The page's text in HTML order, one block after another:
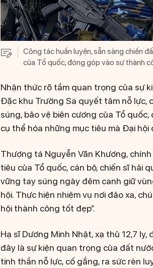
Công tác huấn luyện, sẵn sàng chiến
của Tổ quốc, đóng góp vào sự thành
Nhận thức rõ tầm quan trọng của sự
Đặc khu Trường Sa quyết tâm nỗ lực,
súng, bảo vệ biên cương của Tổ
cụ thể hóa những mục tiêu mà Đại hội
Thượng tá Nguyễn Văn Khương,
tiêu của Tổ quốc, cán bộ, chiến sĩ hải
vững tay súng ngày đêm canh giữ
hội. Thực hiện nhiệm vụ nơi đảo xa,
hội thành công tốt đẹp”.
Hạ sĩ Dương Minh Nhật, xạ thủ 12,7
đây là sự kiện quan trọng của đất
tinh thần nỗ lực, cố gắng, ra sức rèn